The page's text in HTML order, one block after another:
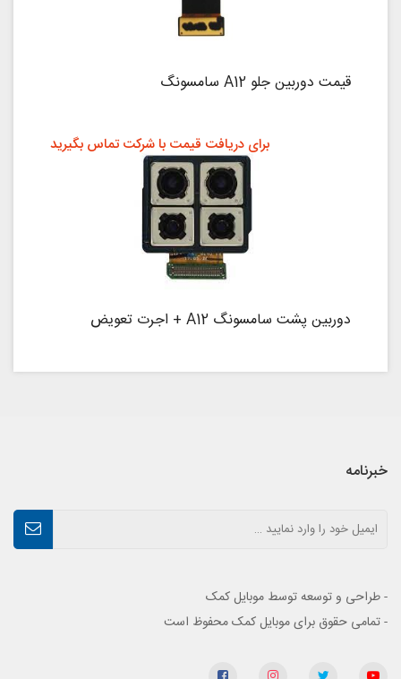
قیمت دوربین جلو A12 سامسونگ
دوربین پشت سامسونگ A12 + اجرت تعویض
برای دریافت قیمت با شرکت تماس بگیرید
خبرنامه
- طراحی و توسعه توسط موبایل کمک
- تمامی حقوق برای موبایل کمک محفوظ است